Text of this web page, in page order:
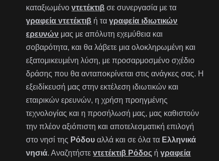
καταξιωμένοντετέκτιβ σε συνεργασία με τα
γραφεία ντετέκτιβ ή ταγραφεία ιδιωτικών
ερευνών μας με απόλυτη εχεμύθεια και
σοβαρότητα, και θα λάβετε μια ολοκληρωμένη και
εξατομικευμένη λύση, με προσαρμοσμένο σχέδιο
δράσης που θα ανταποκρίνεται στις ανάγκες σας. Η
εξειδίκευσή μας στην εκτέλεση ιδιωτικών και
εταιρικών ερευνών, η χρήση προηγμένης
τεχνολογίας και η προσήλωσή μας, μας καθιστούν
την πλέον αξιόπιστη και αποτελεσματική επιλογή
στο νησί της Ρόδου αλλά και σε όλα τα Ελληνικά
νησιά. Αναζητήστεντετέκτιβ Ρόδος ήγραφεία